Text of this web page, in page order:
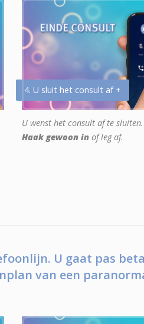
4. U sluit het consult af +
U wenst het consult af te sluiten.
Haak gewoon in of leg af.
U gaat pas
van een